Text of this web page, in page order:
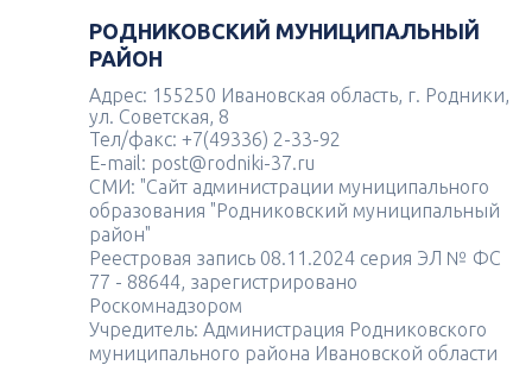
РОДНИКОВСКИЙ МУНИЦИПАЛЬНЫЙ
РАЙОН
Адрес: 155250 Ивановская область, г. Родники,
ул. Советская, 8
Тел/факс: +7(49336) 2-33-92
E-mail: post@rodniki-37.ru
СМИ: "Сайт администрации муниципального
образования "Родниковский муниципальный
район"
Реестровая запись 08.11.2024 серия ЭЛ № ФС
77 - 88644, зарегистрировано
Роскомнадзором
Учредитель: Администрация Родниковского
муниципального района Ивановской области